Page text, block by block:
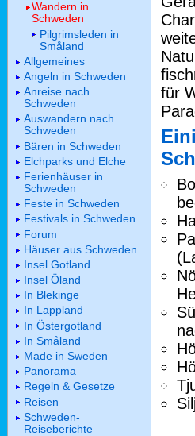
für
Wandern in
Schweden
Pilgrimsleden in
Småland
Allgemeines
Angeln in Schweden
Anreise nach
Schweden
Auswandern nach
Schweden
Bären in Schweden
Elchparks und Elche
Ferienhäuser in
Schweden
Feste in Schweden
Festivals in Schweden
Forum
Häuser aus Schweden
Insel Gotland
Insel Öland
In Blekinge
In Lappland
In Östergotland
In Småland
Made in Sweden
Panorama
Regeln & Gesetze
Reisen
Schweden-
Reiseberichte